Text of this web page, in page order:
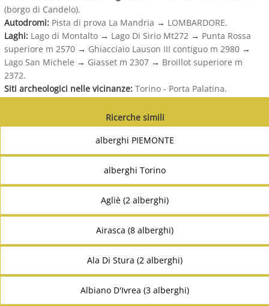
(borgo di Candelo).
Autodromi: Pista di prova La Mandria → LOMBARDORE.
Laghi: Lago di Montalto → Lago Di Sirio Mt272 → Punta Rossa
superiore m 2570 → Ghiacciaio Lauson III contiguo m 2980 →
Lago San Michele → Giasset m 2307 → Broillot superiore m
2372.
Siti archeologici nelle vicinanze: Torino - Porta Palatina.
Ricerche simili
alberghi PIEMONTE
alberghi Torino
Agliè (2 alberghi)
Airasca (8 alberghi)
Ala Di Stura (2 alberghi)
Albiano D'Ivrea (3 alberghi)